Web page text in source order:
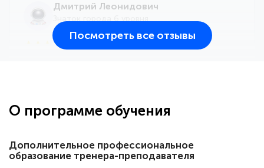
Дмитрий Леонидович
большое количество методических
сдачи итоговой аттестации. Спасибо
Посмотреть все отзывы
О программе обучения
Дополнительное профессиональное
образование тренера-преподавателя